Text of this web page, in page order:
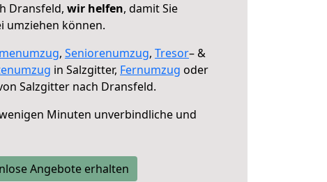
Dransfeld, wir helfen, damit Sie
umziehen können.
, Seniorenumzug, Tresor– &
in Salzgitter, Fernumzug oder
Salzgitter nach Dransfeld.
Minuten unverbindliche und
Angebote erhalten